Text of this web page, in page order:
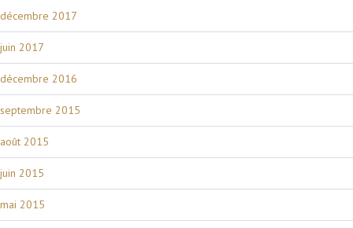
décembre 2017
juin 2017
décembre 2016
septembre 2015
août 2015
juin 2015
mai 2015